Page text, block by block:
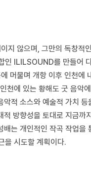
지 않으며, 그만의 독창적
인 ILILSOUND를 만들어
머물며 개항 이후 인천에
천에 있는 황해도 굿 음악
적 소스와 예술적 가치 등
방향성을 토대로 지금까
는 개인적인 작곡 작업을
을 시도할 계획이다.